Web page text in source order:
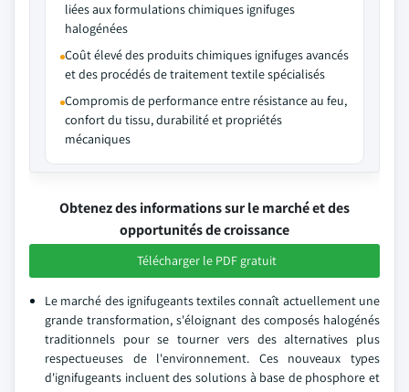
liées aux formulations chimiques ignifuges
halogénées
Coût élevé des produits chimiques ignifuges avancés
et des procédés de traitement textile spécialisés
Compromis de performance entre résistance au feu,
confort du tissu, durabilité et propriétés
mécaniques
Obtenez des informations sur le marché et des
opportunités de croissance
Télécharger le PDF gratuit
Le marché des ignifugeants textiles connaît actuellement une
grande transformation, s'éloignant des composés halogénés
traditionnels pour se tourner vers des alternatives plus
respectueuses de l'environnement. Ces nouveaux types
d'ignifugeants incluent des solutions à base de phosphore et